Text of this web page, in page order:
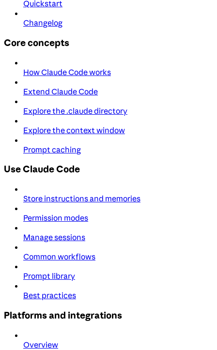
Quickstart
Changelog
Core concepts
How Claude Code works
Extend Claude Code
Explore the .claude directory
Explore the context window
Prompt caching
Use Claude Code
Store instructions and memories
Permission modes
Manage sessions
Common workflows
Prompt library
Best practices
Platforms and integrations
Overview